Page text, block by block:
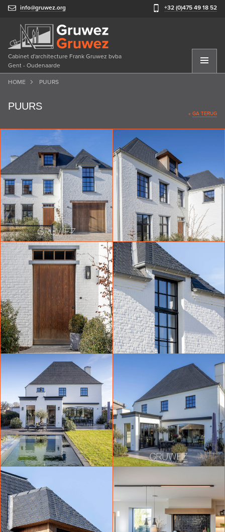
info@gruwez.org +32 (0)475 49 18 52
Cabinet d'architecture Frank Gruwez bvba
Gent - Oudenaarde
HOME PUURS
PUURS
« GA TERUG